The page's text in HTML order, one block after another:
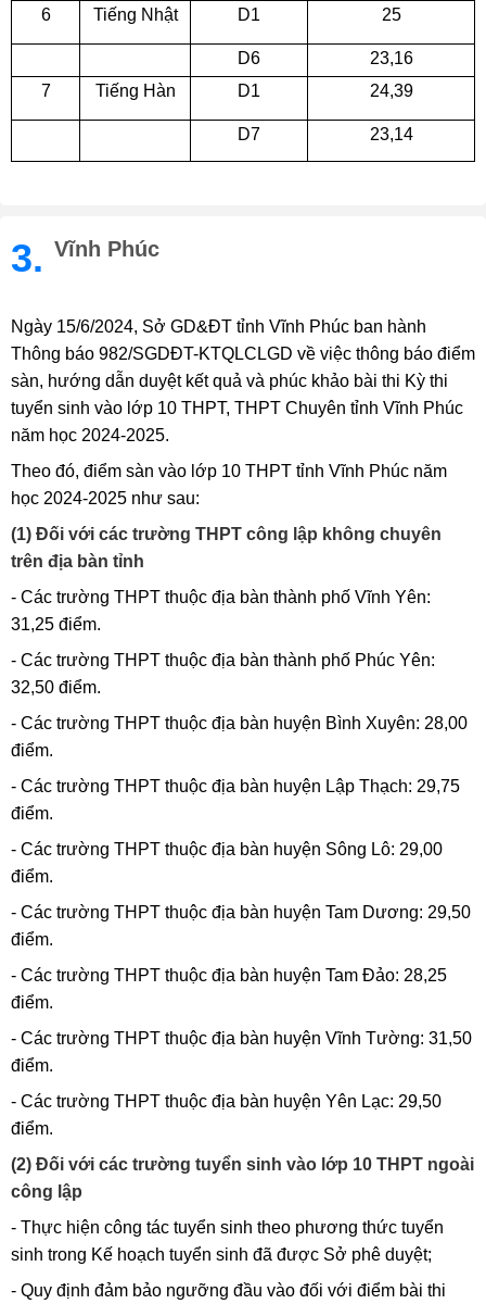
6 Tiếng Nhật D1 25
D6
23,16
7
Tiếng Hàn D1 24,39
D7 23,14
3. Vĩnh Phúc
Ngày 15/6/2024, Sở GD&ĐT tỉnh Vĩnh Phúc ban hành
Thông báo 982/SGDĐT-KTQLCLGD về việc thông báo điểm
sàn, hướng dẫn duyệt kết quả và phúc khảo bài thi Kỳ thi
tuyển sinh vào lớp 10 THPT, THPT Chuyên tỉnh Vĩnh Phúc
năm học 2024-2025.
Theo đó, điểm sàn vào lớp 10 THPT tỉnh Vĩnh Phúc năm
học 2024-2025 như sau:
(1) Đối với các trường THPT công lập không chuyên
trên địa bàn tỉnh
- Các trường THPT thuộc địa bàn thành phố Vĩnh Yên:
31,25 điểm.
- Các trường THPT thuộc địa bàn thành phố Phúc Yên:
32,50 điểm.
- Các trường THPT thuộc địa bàn huyện Bình Xuyên: 28,00
điểm.
- Các trường THPT thuộc địa bàn huyện Lập Thạch: 29,75
điểm.
- Các trường THPT thuộc địa bàn huyện Sông Lô: 29,00
điểm.
- Các trường THPT thuộc địa bàn huyện Tam Dương: 29,50
điểm.
- Các trường THPT thuộc địa bàn huyện Tam Đảo: 28,25
điểm.
- Các trường THPT thuộc địa bàn huyện Vĩnh Tường: 31,50
điểm.
- Các trường THPT thuộc địa bàn huyện Yên Lạc: 29,50
điểm.
(2) Đối với các trường tuyển sinh vào lớp 10 THPT ngoài
công lập
- Thực hiện công tác tuyển sinh theo phương thức tuyển
sinh trong Kế hoạch tuyển sinh đã được Sở phê duyệt;
- Quy định đảm bảo ngưỡng đầu vào đối với điểm bài thi